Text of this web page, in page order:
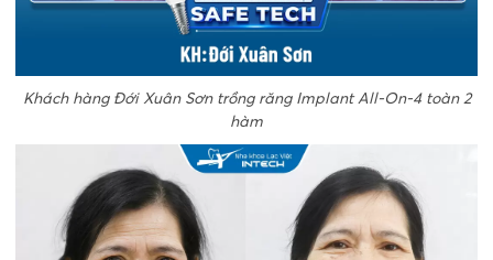
Khách hàng Đới Xuân Sơn trồng răng Implant All-On-4 toàn 2
hàm